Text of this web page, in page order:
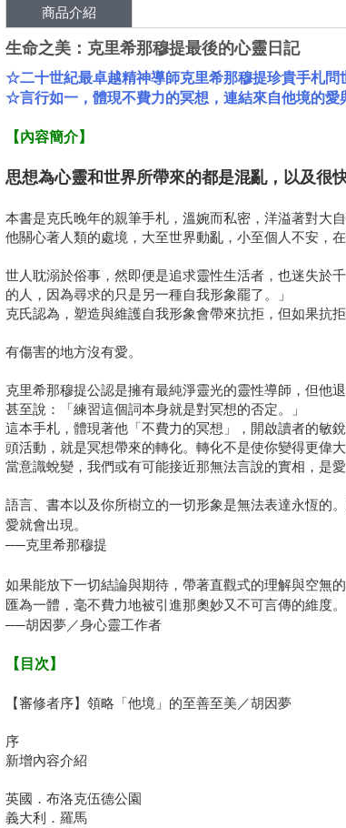
商品介紹
生命之美：克里希那穆提最後的心靈日記
☆二十世紀最卓越精神導師克里希那穆提珍貴手札問
☆言行如一，體現不費力的冥想，連結來自他境的愛
【內容簡介】
思想為心靈和世界所帶來的都是混亂，以及很
本書是克氏晚年的親筆手札，溫婉而私密，洋溢著對大
他關心著人類的處境，大至世界動亂，小至個人不安，
世人耽溺於俗事，然即便是追求靈性生活者，也迷失於
的人，因為尋求的只是另一種自我形象罷了。」
克氏認為，塑造與維護自我形象會帶來抗拒，但如果抗
有傷害的地方沒有愛。
克里希那穆提公認是擁有最純淨靈光的靈性導師，但他
甚至說：「練習這個詞本身就是對冥想的否定。」
這本手札，體現著他「不費力的冥想」，開啟讀者的敏
頭活動，就是冥想帶來的轉化。轉化不是使你變得更偉
當意識蛻變，我們或有可能接近那無法言說的實相，是愛
語言、書本以及你所樹立的一切形象是無法表達永恆的
愛就會出現。
──克里希那穆提
如果能放下一切結論與期待，帶著直觀式的理解與空無
匯為一體，毫不費力地被引進那奧妙又不可言傳的維度。
──胡因夢／身心靈工作者
【目次】
【審修者序】領略「他境」的至善至美／胡因夢
序
新增內容介紹
英國．布洛克伍德公園
義大利．羅馬